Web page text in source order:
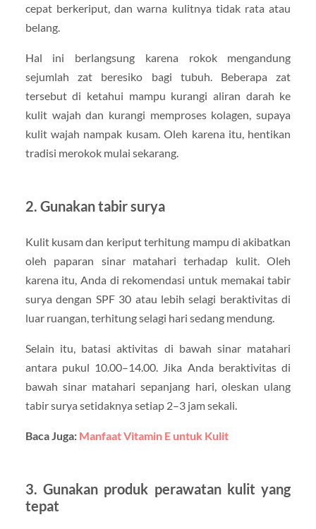
cepat berkeriput, dan warna kulitnya tidak rata atau
belang.
Hal ini berlangsung karena rokok mengandung
sejumlah zat beresiko bagi tubuh. Beberapa zat
tersebut di ketahui mampu kurangi aliran darah ke
kulit wajah dan kurangi memproses kolagen, supaya
kulit wajah nampak kusam. Oleh karena itu, hentikan
tradisi merokok mulai sekarang.
2. Gunakan tabir surya
Kulit kusam dan keriput terhitung mampu di akibatkan
oleh paparan sinar matahari terhadap kulit. Oleh
karena itu, Anda di rekomendasi untuk memakai tabir
surya dengan SPF 30 atau lebih selagi beraktivitas di
luar ruangan, terhitung selagi hari sedang mendung.
Selain itu, batasi aktivitas di bawah sinar matahari
antara pukul 10.00–14.00. Jika Anda beraktivitas di
bawah sinar matahari sepanjang hari, oleskan ulang
tabir surya setidaknya setiap 2–3 jam sekali.
Baca Juga: Manfaat Vitamin E untuk Kulit
3. Gunakan produk perawatan kulit yang
tepat